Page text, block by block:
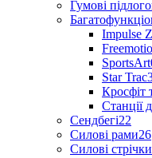
Гумові
Impulse
SportsArt
Star Trac
Кросфіт
Станції
Сендбегі22
Силові рами26
Силові стрічки